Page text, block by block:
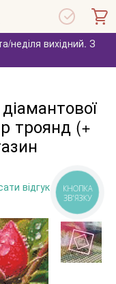
неділя вихідний. З
троянд (+
відгук
КНОПКА
ЗВ'ЯЗКУ